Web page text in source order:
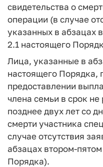
свидетельства о
операции (в случае
указанных в абзацах
2.1 настоящего
Лица, указанные в
настоящего Порядка,
предоставлении
члена семьи в срок
позднее двух лет со
смерти участника
случае отсутствия
абзацах втором-
Порядка).